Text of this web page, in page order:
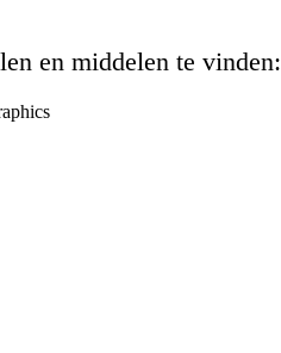
en middelen te vinden: